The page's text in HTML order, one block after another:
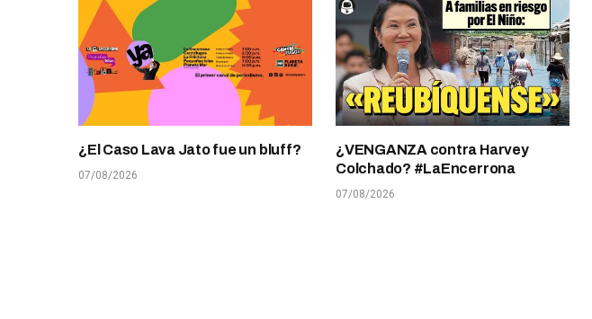
¿El Caso Lava Jato fue un bluff?
07/08/2026
¿VENGANZA contra Harvey
Colchado? #LaEncerrona
07/08/2026